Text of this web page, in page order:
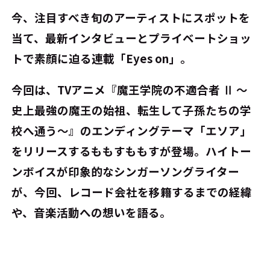
今、注目すべき旬のアーティストにスポットを
当て、最新インタビューとプライベートショッ
トで素顔に迫る連載「Eyes on」。
今回は、TVアニメ『魔王学院の不適合者 Ⅱ ～
史上最強の魔王の始祖、転生して子孫たちの学
校へ通う～』のエンディングテーマ「エソア」
をリリースするももすももすが登場。ハイトー
ンボイスが印象的なシンガーソングライター
が、今回、レコード会社を移籍するまでの経緯
や、音楽活動への想いを語る。